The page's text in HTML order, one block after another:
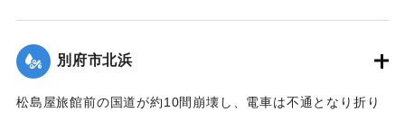
の損害などもあった。
【出典：大分合同新聞 1942年8月28日発行夕刊2面】
｜固有コード:00474058
別府市北浜
松島屋旅館前の国道が約10間崩壊し、電車は不通となり折り